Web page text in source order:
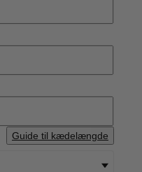
Guide til kædelængde